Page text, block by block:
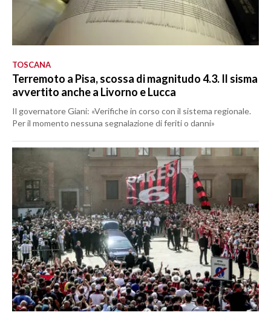
TOSCANA
Terremoto a Pisa, scossa di magnitudo 4.3. Il sisma
avvertito anche a Livorno e Lucca
Il governatore Giani: «Verifiche in corso con il sistema regionale.
Per il momento nessuna segnalazione di feriti o danni»